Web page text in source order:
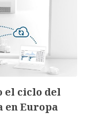
el ciclo del
en Europa